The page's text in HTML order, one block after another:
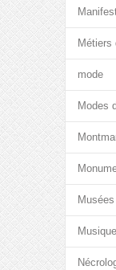
Métiers
mode
Modes
Musées
Musique